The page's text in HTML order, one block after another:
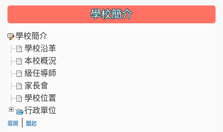
學校簡介
學校簡介
學校沿革
本校概況
級任導師
家長會
學校位置
行政單位
展開 闔起